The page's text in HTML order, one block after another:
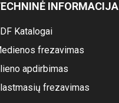
INFORMACIJA
Katalogai
frezavimas
apdirbimas
frezavimas